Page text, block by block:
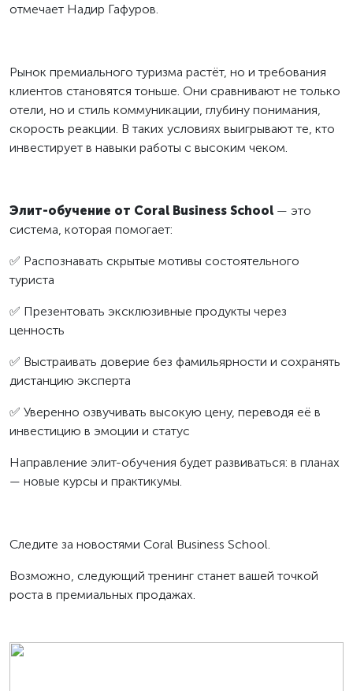
отмечает Надир Гафуров.
Рынок премиального туризма растёт, но и требования
клиентов становятся тоньше. Они сравнивают не только
отели, но и стиль коммуникации, глубину понимания,
скорость реакции. В таких условиях выигрывают те, кто
инвестирует в навыки работы с высоким чеком.
Элит-обучение от Coral Business School — это
система, которая помогает:
✅ Распознавать скрытые мотивы состоятельного
туриста
✅ Презентовать эксклюзивные продукты через
ценность
✅ Выстраивать доверие без фамильярности и сохранять
дистанцию эксперта
✅ Уверенно озвучивать высокую цену, переводя её в
инвестицию в эмоции и статус
Направление элит-обучения будет развиваться: в планах
— новые курсы и практикумы.
Следите за новостями Coral Business School.
Возможно, следующий тренинг станет вашей точкой
роста в премиальных продажах.